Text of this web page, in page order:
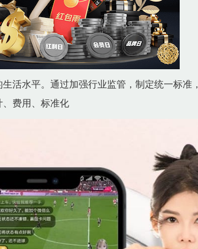
活水平。通过加强行业监管，制定统一标准，
费用、标准化